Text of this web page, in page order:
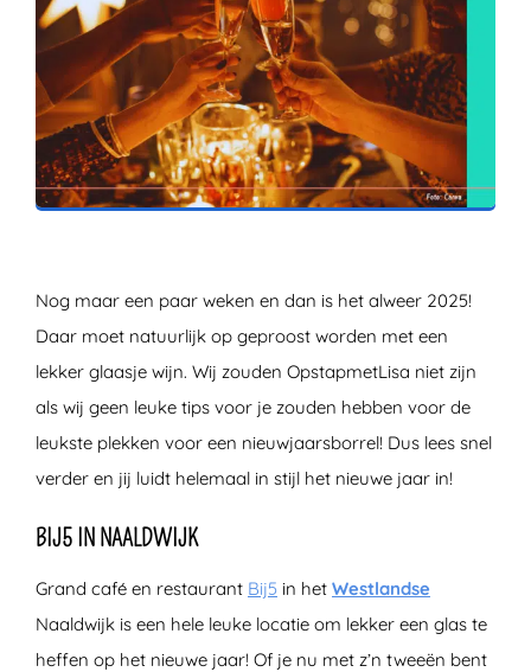
ZOEKEN
Nog maar een paar weken en dan is het alweer 2025!
Daar moet natuurlijk op geproost worden met een
lekker glaasje wijn. Wij zouden OpstapmetLisa niet zijn
als wij geen leuke tips voor je zouden hebben voor de
leukste plekken voor een nieuwjaarsborrel! Dus lees snel
verder en jij luidt helemaal in stijl het nieuwe jaar in!
BIJ5 IN NAALDWIJK
Grand café en restaurant Bij5 in het Westlandse
Naaldwijk is een hele leuke locatie om lekker een glas te
heffen op het nieuwe jaar! Of je nu met z’n tweeën bent